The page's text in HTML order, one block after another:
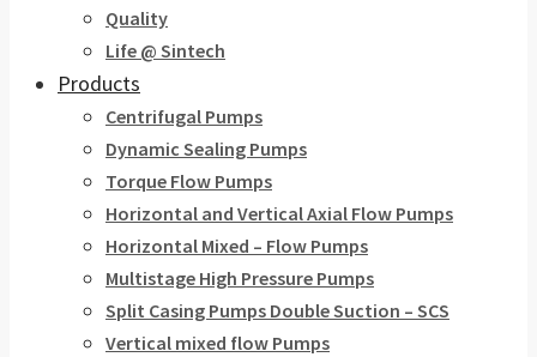
Quality
Life @ Sintech
Products
Centrifugal Pumps
Dynamic Sealing Pumps
Torque Flow Pumps
Horizontal and Vertical Axial Flow Pumps
Horizontal Mixed – Flow Pumps
Multistage High Pressure Pumps
Split Casing Pumps Double Suction – SCS
Vertical mixed flow Pumps